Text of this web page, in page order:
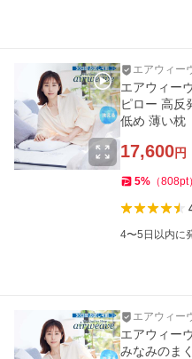
エアウィー
エアウィーヴ ピロ
ピロー 高反発枕 洗え
低め 薄い
17,600円
5% （808pt）
4〜5日以内に
エアウィー
エアウィーヴ ピロ
みなみのま